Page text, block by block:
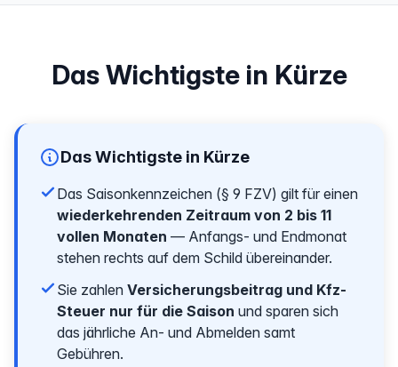
Das Wichtigste in Kürze
Das Wichtigste in Kürze
Das Saisonkennzeichen (§ 9 FZV) gilt für einen
wiederkehrenden Zeitraum von 2 bis 11
vollen Monaten — Anfangs- und Endmonat
stehen rechts auf dem Schild übereinander.
Sie zahlen Versicherungsbeitrag und Kfz-
Steuer nur für die Saison und sparen sich
das jährliche An- und Abmelden samt
Gebühren.